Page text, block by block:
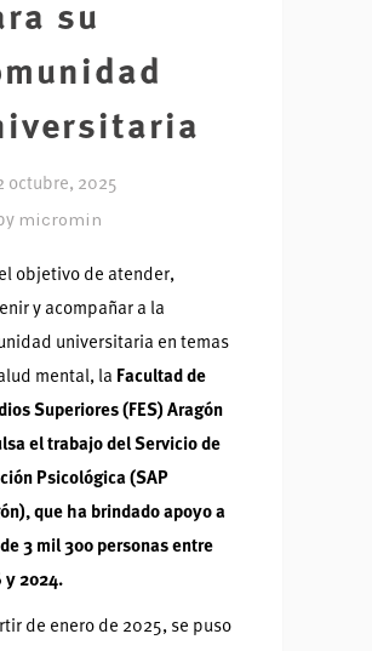
su
octubre, 2025
micromin
objetivo de atender,
y acompañar a la
universitaria en temas
mental, la Facultad de
Superiores (FES) Aragón
el trabajo del Servicio de
Psicológica (SAP
que ha brindado apoyo a
3 mil 300 personas entre
y 2024.
de enero de 2025, se puso